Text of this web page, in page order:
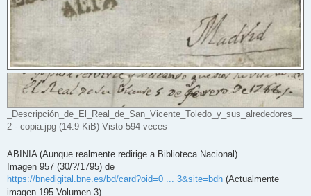
_Descripción_de_El_Real_de_San_Vicente_Toledo_y_sus_alrededores__
2 - copia.jpg (14.9 KiB) Visto 594 veces
ABINIA (Aunque realmente redirige a Biblioteca Nacional)
Imagen 957 (30/?/1795) de
https://bnedigital.bne.es/bd/card?oid=0 ... 3&site=bdh (Actualmente
imagen 195 Volumen 3)